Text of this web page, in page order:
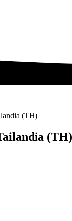
(TH)
(TH)